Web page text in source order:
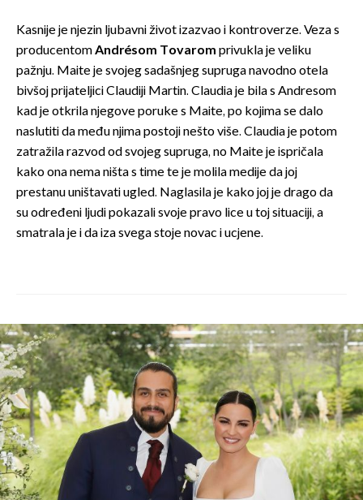
Kasnije je njezin ljubavni život izazvao i kontroverze. Veza s
producentomAndrésom Tovarom privukla je veliku
pažnju. Maite je svojeg sadašnjeg supruga navodno otela
bivšoj prijateljici Claudiji Martin. Claudia je bila s Andresom
kad je otkrila njegove poruke s Maite, po kojima se dalo
naslutiti da među njima postoji nešto više. Claudia je potom
zatražila razvod od svojeg supruga, no Maite je ispričala
kako ona nema ništa s time te je molila medije da joj
prestanu uništavati ugled. Naglasila je kako joj je drago da
su određeni ljudi pokazali svoje pravo lice u toj situaciji, a
smatrala je i da iza svega stoje novac i ucjene.